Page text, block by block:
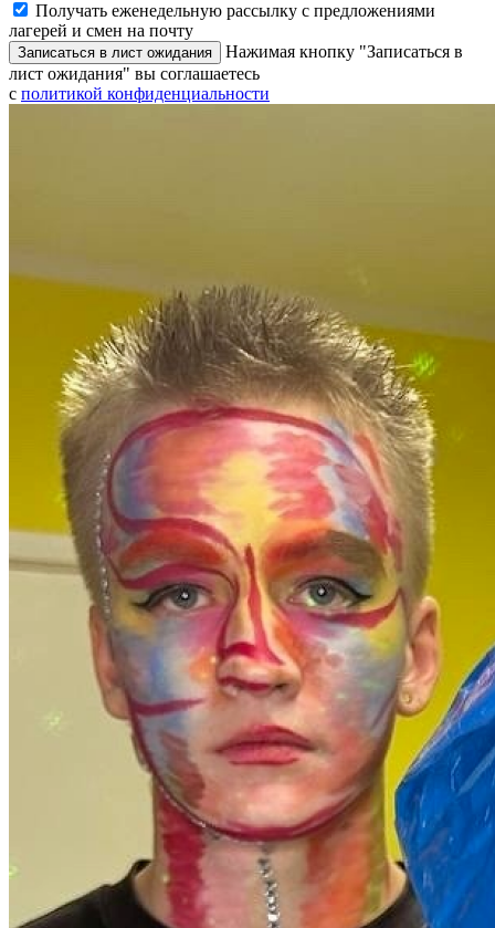
Получать еженедельную рассылку с предложениями
лагерей и смен на почту
Записаться в лист ожидания
Нажимая кнопку "Записаться в
лист ожидания" вы соглашаетесь
с политикой конфиденциальности